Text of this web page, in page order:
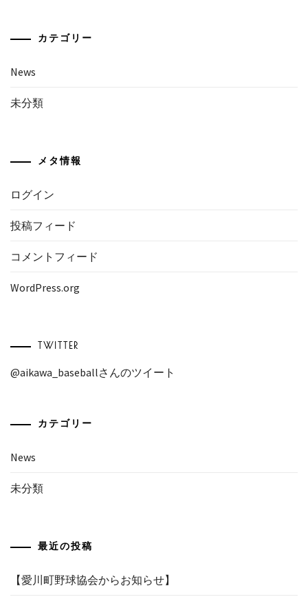
カテゴリー
News
未分類
メタ情報
ログイン
投稿フィード
コメントフィード
WordPress.org
TWITTER
@aikawa_baseballさんのツイート
カテゴリー
News
未分類
最近の投稿
【愛川町野球協会からお知らせ】